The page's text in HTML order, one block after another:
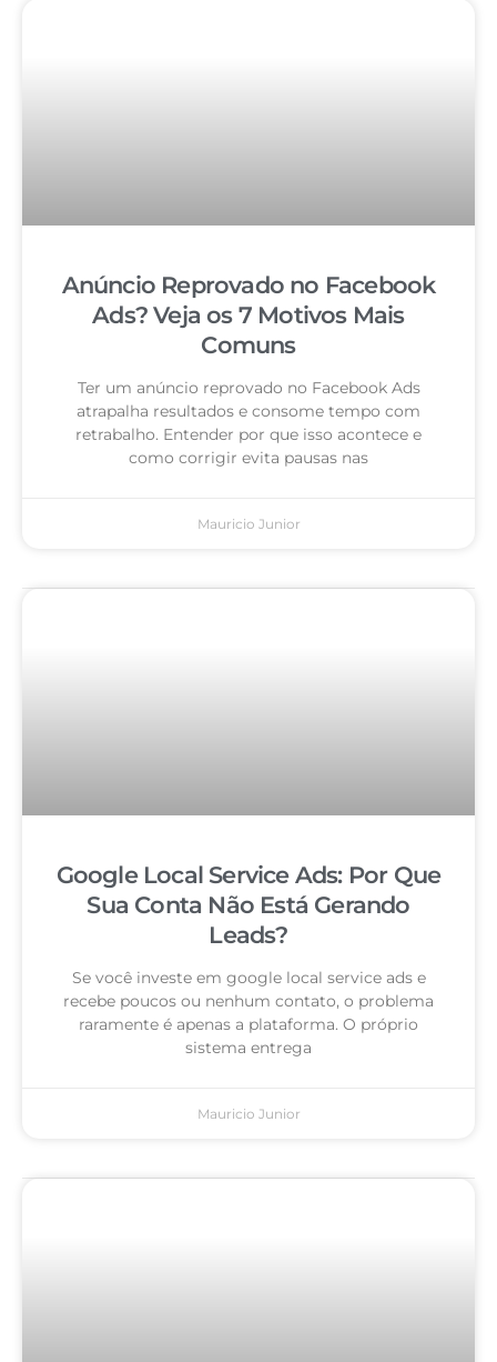
Anúncio Reprovado no Facebook
Ads? Veja os 7 Motivos Mais
Comuns
Ter um anúncio reprovado no Facebook Ads
atrapalha resultados e consome tempo com
retrabalho. Entender por que isso acontece e
como corrigir evita pausas nas
Mauricio Junior
Google Local Service Ads: Por Que
Sua Conta Não Está Gerando
Leads?
Se você investe em google local service ads e
recebe poucos ou nenhum contato, o problema
raramente é apenas a plataforma. O próprio
sistema entrega
Mauricio Junior